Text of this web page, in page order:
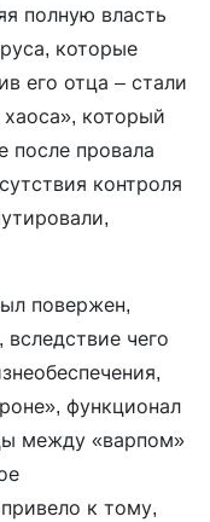
полную власть
которые
его отца – стали
который
после провала
контроля
повержен,
чего
функционал
между «варпом»
к тому,